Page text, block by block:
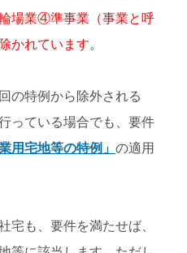
場業④準事業（事業と呼
かれています。
の特例から除外される
っている場合でも、要件
用宅地等の特例」 の適用
宅も、要件を満たせば、